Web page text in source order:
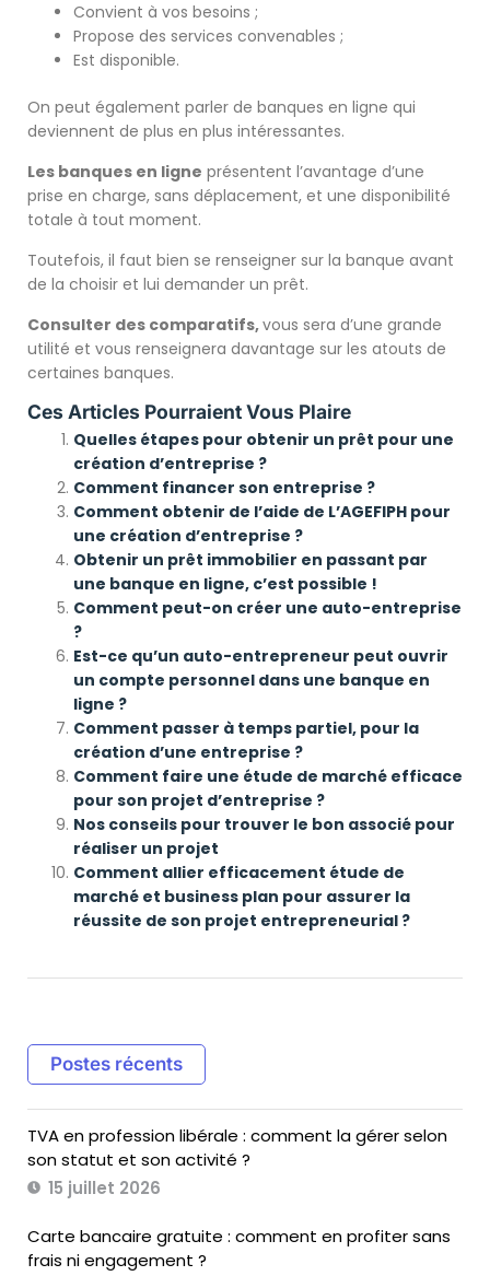
Convient à vos besoins ;
Propose des services convenables ;
Est disponible.
On peut également parler de banques en ligne qui
deviennent de plus en plus intéressantes.
Les banques en ligne présentent l’avantage d’une
prise en charge, sans déplacement, et une disponibilité
totale à tout moment.
Toutefois, il faut bien se renseigner sur la banque avant
de la choisir et lui demander un prêt.
Consulter des comparatifs,vous sera d’une grande
utilité et vous renseignera davantage sur les atouts de
certaines banques.
Ces Articles Pourraient Vous Plaire
Quelles étapes pour obtenir un prêt pour une
création d’entreprise ?
Comment financer son entreprise ?
Comment obtenir de l’aide de L’AGEFIPH pour
une création d’entreprise ?
Obtenir un prêt immobilier en passant par
une banque en ligne, c’est possible !
Comment peut-on créer une auto-entreprise
?
Est-ce qu’un auto-entrepreneur peut ouvrir
un compte personnel dans une banque en
ligne ?
Comment passer à temps partiel, pour la
création d’une entreprise ?
Comment faire une étude de marché efficace
pour son projet d’entreprise ?
Nos conseils pour trouver le bon associé pour
réaliser un projet
Comment allier efficacement étude de
marché et business plan pour assurer la
réussite de son projet entrepreneurial ?
Postes récents
TVA en profession libérale : comment la gérer selon
son statut et son activité ?
15 juillet 2026
Carte bancaire gratuite : comment en profiter sans
frais ni engagement ?